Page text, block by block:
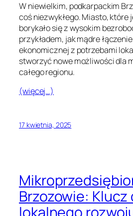
W niewielkim, podkarpackim
coś niezwykłego. Miasto, które
borykało się z wysokim
przykładem, jak mądre
ekonomicznej z potrzebami
stworzyć nowe możliwości dla
całego regionu.
(więcej…)
17 kwietnia, 2025
Brzozowie: Klucz